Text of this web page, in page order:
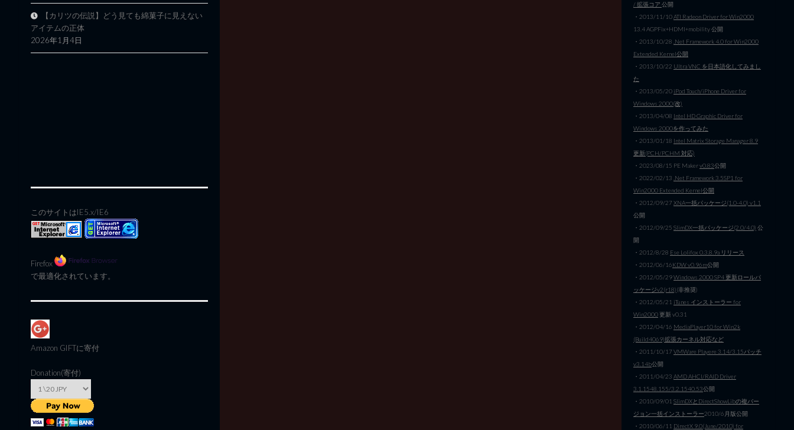
【カリツの伝説】どう見ても綿菓子に見えない
アイテムの正体
2026年1月4日
このサイトはIE5.x/IE6
Firefox
で最適化されています。
Amazon GIFTに寄付
Donation(寄付)
/ 拡張コア 公開
・2013/11/10ATI Radeon Driver for Win2000
13.4 AGPFix+HDMI+mobility 公開
・2013/10/28 .Net Framework 4.0 for Win2000
Extended Kernel公開
・2013/10/22 Ultra VNC を日本語化してみまし
た
・2013/05/20 iPod Touch/iPhone Driver for
Windows 2000(改)
・2013/04/08 Intel HD Graphic Driver for
Windows 2000を作ってみた
・2013/01/18 Intel Matrix Storage Manager 8.9
更新(PCH/PCHM 対応)
・2023/08/15 PE Makerv0.83公開
・2022/02/13 .Net Framework 3.5SP1 for
Win2000 Extended Kernel公開
・2012/09/27XNA一括パッケージ(1.0-4.0) v1.1
公開
・2012/09/25 SlimDX一括パッケージ(2.0/4.0) 公
開
・2012/8/28 Ese Lolifox 0.3.8.9a リリース
・2012/06/16KDW v0.96m公開
・2012/05/29Windows 2000 SP4 更新ロールパ
ッケージv2(r18)(非推奨)
・2012/05/21 iTunes インストーラー for
Win2000更新 v0.31
・2012/04/16 MediaPlayer10 for Win2k
(Build4069)拡張カーネル対応など
・2011/10/17VMWare Playere 3.14/3.15パッチ
v3.14b公開
・2011/04/23 AMD AHCI/RAID Driver
3.1.1548.155/3.2.1540.53公開
・2010/09/01 SlimDXとDirectShowLibの複バー
ジョン一括インストーラー2010/6月版公開
・2010/06/11 DirectX 9.0(June/2010) for